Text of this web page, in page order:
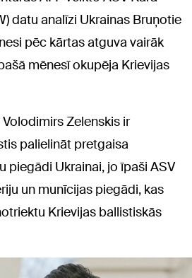
datu analīzi Ukrainas Bruņotie
pēc kārtas atguva vairāk
mēnesī okupēja Krievijas
Zelenskis ir
palielināt pretgaisa
piegādi Ukrainai, jo īpaši ASV
un munīcijas piegādi, kas
Krievijas ballistiskās